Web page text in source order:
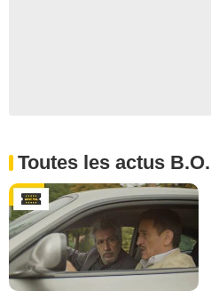
Toutes les actus B.O.